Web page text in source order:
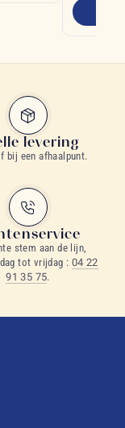
levering
bij een afhaalpunt.
stem aan de lijn,
tot vrijdag : 04 22
91 35 75.